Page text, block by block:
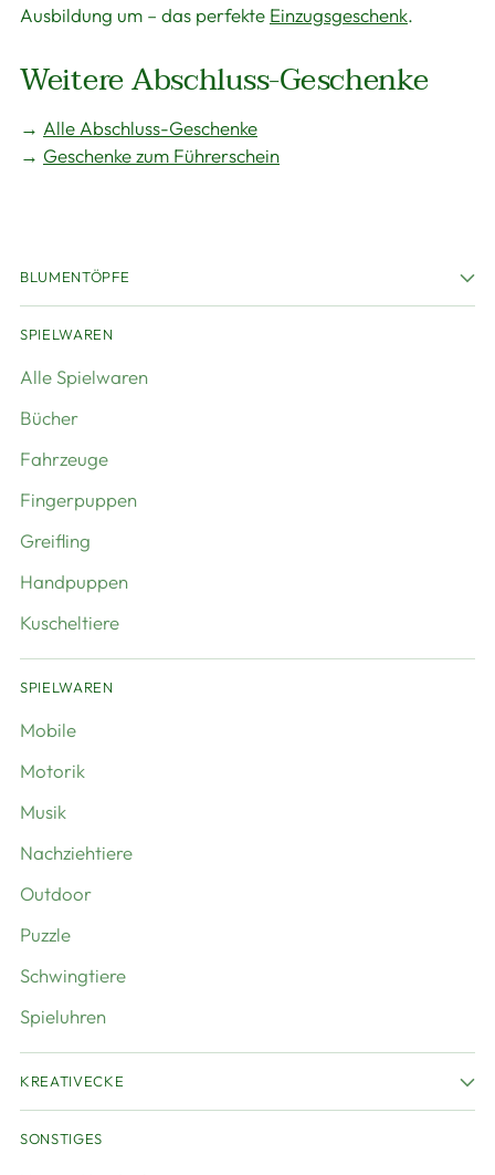
Ausbildung um – das perfekte Einzugsgeschenk.
Weitere Abschluss-Geschenke
→ Alle Abschluss-Geschenke
→ Geschenke zum Führerschein
BLUMENTÖPFE
SPIELWAREN
Alle Spielwaren
Bücher
Fahrzeuge
Fingerpuppen
Greifling
Handpuppen
Kuscheltiere
SPIELWAREN
Mobile
Motorik
Musik
Nachziehtiere
Outdoor
Puzzle
Schwingtiere
Spieluhren
KREATIVECKE
SONSTIGES